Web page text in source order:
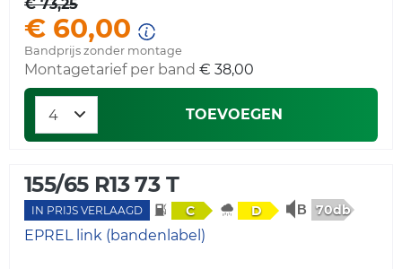
€ 73,25
€ 60,00
Bandprijs zonder montage
Montagetarief per band € 38,00
TOEVOEGEN
155/65 R13 73 T
IN PRIJS VERLAAGD C D 70db
EPREL link (bandenlabel)